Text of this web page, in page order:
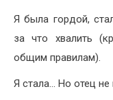
Я была гордой,
за что хвалить
общим правилам).
Я стала… Но отец не